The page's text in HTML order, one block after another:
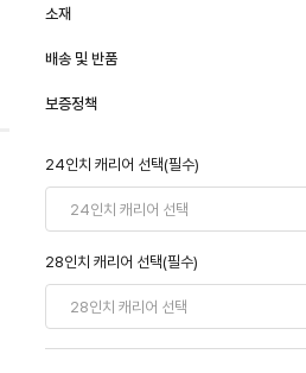
소재
배송 및 반품
보증정책
24인치 캐리어 선택(필수)
28인치 캐리어 선택(필수)